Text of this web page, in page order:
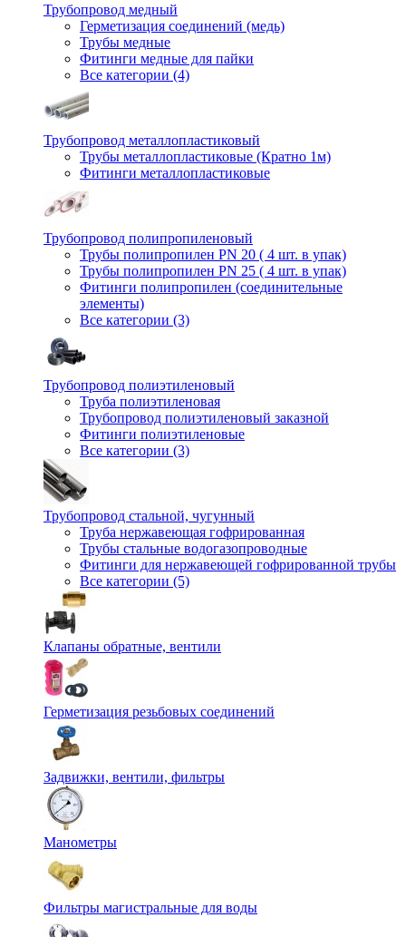
Трубопровод медный
Герметизация соединений (медь)
Трубы медные
Фитинги медные для пайки
Все категории (4)
Трубопровод металлопластиковый
Трубы металлопластиковые (Кратно 1м)
Фитинги металлопластиковые
Трубопровод полипропиленовый
Трубы полипропилен PN 20 ( 4 шт. в упак)
Трубы полипропилен PN 25 ( 4 шт. в упак)
Фитинги полипропилен (cоединительные
элементы)
Все категории (3)
Трубопровод полиэтиленовый
Труба полиэтиленовая
Трубопровод полиэтиленовый заказной
Фитинги полиэтиленовые
Все категории (3)
Трубопровод стальной, чугунный
Труба нержавеющая гофрированная
Трубы стальные водогазопроводные
Фитинги для нержавеющей гофрированной трубы
Все категории (5)
Клапаны обратные, вентили
Герметизация резьбовых соединений
Задвижки, вентили, фильтры
Манометры
Фильтры магистральные для воды